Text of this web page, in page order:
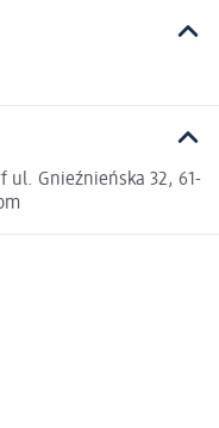
ul. Gnieźnieńska 32, 61-